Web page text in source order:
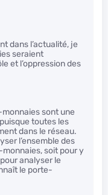
dans l’actualité, je
seraient
et l’oppression des
sont une
toutes les
dans le réseau.
l’ensemble des
soit pour y
analyser le
le porte-